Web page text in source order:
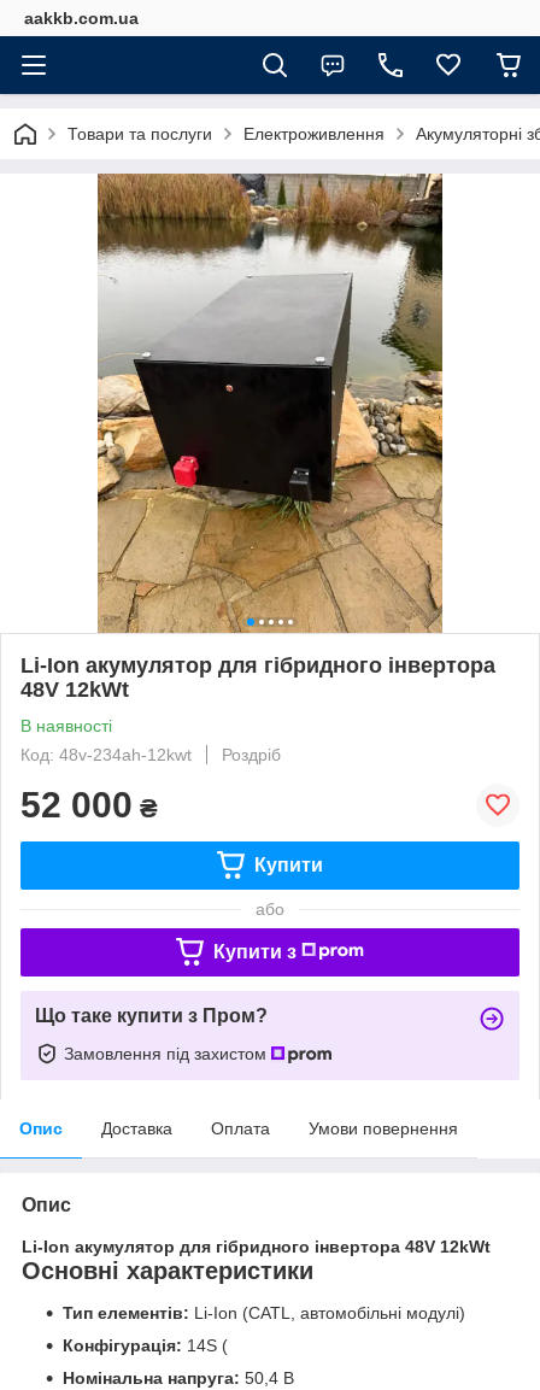
aakkb.com.ua
Товари та послуги Електроживлення Акумуляторні
Li-Ion акумулятор для гібридного інвертора
48V 12kWt
В наявності
Код: 48v-234ah-12kwt
Роздріб
52 000 ₴
Купити
або
Купити з
Що таке купити з Пром?
Замовлення під захистом
Опис Доставка Оплата Умови повернення
Опис
Li-Ion акумулятор для гібридного інвертора 48V 12kWt
Основні характеристики
Тип елементів: Li-Ion (CATL, автомобільні модулі)
Конфігурація: 14S (
Номінальна напруга: 50,4 В